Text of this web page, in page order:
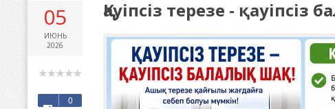
05
ИЮНЬ
2026
Қауіпсіз терезе -